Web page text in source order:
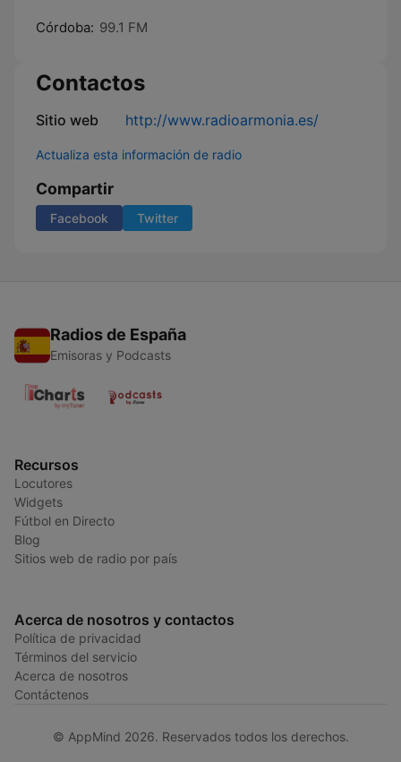
Córdoba: 99.1 FM
Contactos
Sitio web http://www.radioarmonia.es/
Actualiza esta información de radio
Compartir
Facebook Twitter
Radios de España
Emisoras y Podcasts
Recursos
Locutores
Widgets
Fútbol en Directo
Blog
Sitios web de radio por país
Acerca de nosotros y contactos
Política de privacidad
Términos del servicio
Acerca de nosotros
Contáctenos
© AppMind 2026. Reservados todos los derechos.